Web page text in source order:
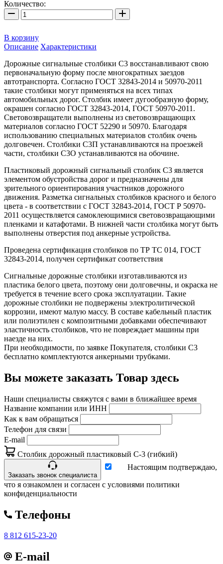
Количество:
В корзину
Описание Характеристики
Дорожные сигнальные столбики С3 восстанавливают свою
первоначальную форму после многократных заездов
автотранспорта. Согласно ГОСТ 32843-2014 и 50970-2011
такие столбики могут применяться на всех типах
автомобильных дорог. Столбик имеет дугообразную форму,
окрашен согласно ГОСТ 32843-2014, ГОСТ 50970-2011.
Световозвращатели выполнены из световозвращающих
материалов согласно ГОСТ 52290 и 50970. Благодаря
использованию специальных материалов столбик очень
долговечен. Столбики С3П устанавливаются на проезжей
части, столбики С3О устанавливаются на обочине.
Пластиковый дорожный сигнальный столбик C3 является
элементом обустройства дорог и предназначены для
зрительного ориентирования участников дорожного
движения. Разметка сигнальных столбиков красного и белого
цвета - в соответствии с ГОСТ 32843-2014, ГОСТ Р 50970-
2011 осуществляется самоклеющимися световозвращающими
пленками и катафотами. В нижней части столбика могут быть
выполнены отверстия под анкерные устройства.
Проведена сертификация столбиков по ТР ТС 014, ГОСТ
32843-2014, получен сертификат соответствия
Сигнальные дорожные столбики изготавливаются из
пластика белого цвета, поэтому они долговечны, и окраска не
требуется в течение всего срока эксплуатации. Такие
дорожные столбики не подвержены электролитической
коррозии, имеют малую массу. В составе кабельный пластик
или полиэтилен с композитными добавками обеспечивают
эластичность столбиков, что не повреждает машины при
наезде на них.
При необходимости, по заявке Покупателя, столбики С3
бесплатно комплектуются анкерными трубками.
Вы можете заказать Товар здесь
Наши специалисты свяжутся с вами в ближайшее время
Название компании или ИНН
Как к вам обращаться
Телефон для связи
E-mail
Столбик дорожный пластиковый С-3 (гибкий)
Заказать звонок специалиста
Настоящим подтверждаю,
что я ознакомлен и согласен с условиями политики
конфиденциальности
Телефоны
8 812 615-23-20
E-mail